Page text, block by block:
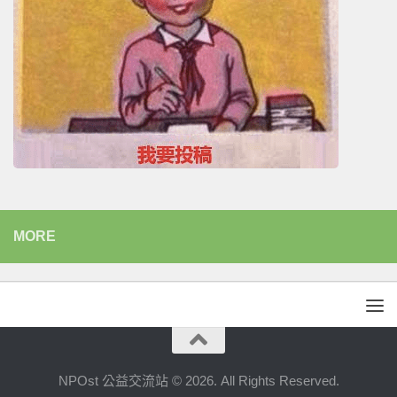
MORE
NPOst 公益交流站 © 2026. All Rights Reserved.